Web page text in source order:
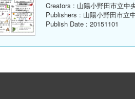
Creators : 山陽小野田市立中
Publishers : 山陽小野田市立
Publish Date : 20151101